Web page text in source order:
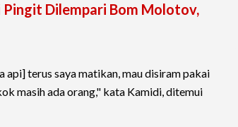
Pingit Dilempari Bom Molotov,
api] terus saya matikan, mau disiram pakai
masih ada orang," kata Kamidi, ditemui